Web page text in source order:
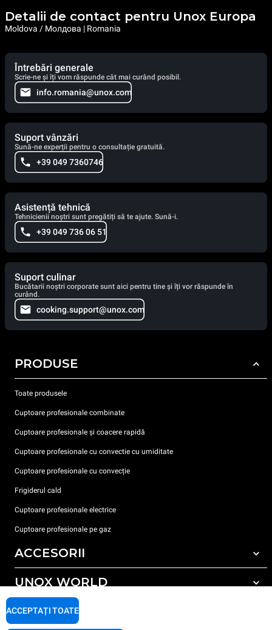
Detalii de contact pentru Unox Europa
Moldova / Молдова | Romania
Întrebări generale
Scrie-ne și îți vom răspunde cât mai curând posibil.
info.romania@unox.com
Suport vânzări
Sună-ne experții pentru o consultație gratuită.
+39 049 7360746
Asistență tehnică
Tehnicienii noștri sunt pregătiți să te ajute. Sună-i.
+39 049 736 06 51
Suport culinar
Bucătarii noștri corporate sunt aici pentru tine și îți vor răspunde în
curând.
cooking.support@unox.com
PRODUSE
Toate produsele
Cuptoare profesionale combinate
Cuptoare profesionale și coacere rapidă
Cuptoare profesionale cu convectie cu umiditate
Cuptoare profesionale cu convecție
Frigiderul cald
Cuptoare profesionale electrice
Cuptoare profesionale pe gaz
ACCESORII
Toate accesoriile
Detergent pentru spălarea automată
Detergent pentru spălarea manuală
UNOX WORLD
Sediile noastre în lume
SUPORT
ACCEPTAȚI TOATE